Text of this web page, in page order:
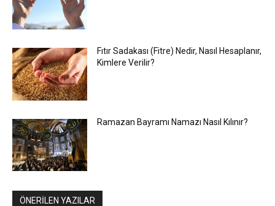
Fıtır Sadakası (Fitre) Nedir, Nasıl Hesaplanır,
Kimlere Verilir?
Ramazan Bayramı Namazı Nasıl Kılınır?
ÖNERİLEN YAZILAR